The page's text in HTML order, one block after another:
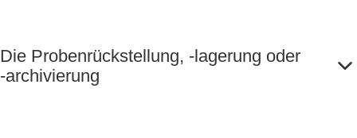
Die Probenrückstellung, -lagerung oder
-archivierung